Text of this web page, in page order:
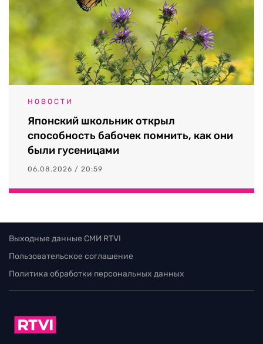
НОВОСТИ
Японский школьник открыл
способность бабочек помнить, как они
были гусеницами
06.08.2026 / 20:59
Выходные данные СМИ RTVI
Пользовательское соглашение
Политика обработки персональных данных